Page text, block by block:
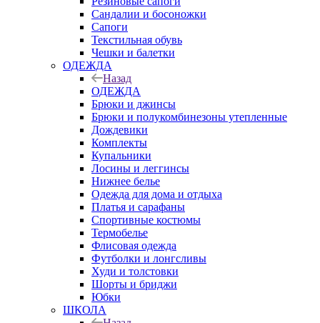
Сандалии и босоножки
Сапоги
Текстильная обувь
Чешки и балетки
ОДЕЖДА
Назад
ОДЕЖДА
Брюки и джинсы
Брюки и полукомбинезоны утепленные
Дождевики
Комплекты
Купальники
Лосины и леггинсы
Нижнее белье
Одежда для дома и отдыха
Платья и сарафаны
Спортивные костюмы
Термобелье
Флисовая одежда
Футболки и лонгсливы
Худи и толстовки
Шорты и бриджи
Юбки
ШКОЛА